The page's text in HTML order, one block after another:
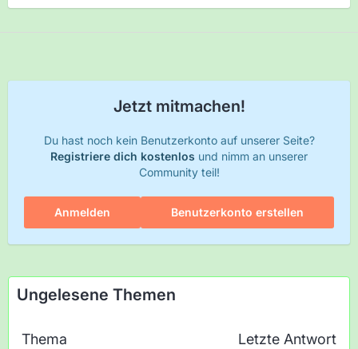
Jetzt mitmachen!
Du hast noch kein Benutzerkonto auf unserer Seite?
Registriere dich kostenlos und nimm an unserer
Community teil!
Benutzerkonto erstellen
Anmelden
Ungelesene Themen
Thema Letzte Antwort